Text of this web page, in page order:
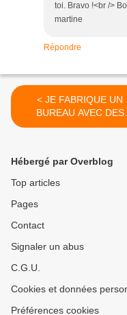
toi. Bravo !<br />
martine
Répondre
< JE FABRIQUE UN
BUREAU AVEC DES
PALETTES: étape 2
Hébergé par Overblog
Top articles
Pages
Contact
Signaler un abus
C.G.U.
Cookies et données
Préférences cookies